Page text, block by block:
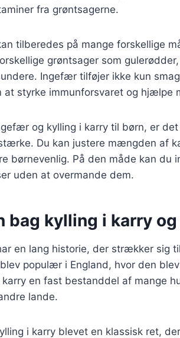
fra grøntsagerne.
tilberedes på mange forskellige
grøntsager som
Ingefær tilføjer ikke kun
at styrke immunforsvaret og hjælpe
og kylling i karry til børn, er
Du kan justere mængden af
børnevenlig. På den måde kan du
uden at overmande dem.
bag kylling i karry
en lang historie, der strækker sig
populær i England, hvor den
en fast bestanddel af mange
lande.
i karry blevet en klassisk ret,